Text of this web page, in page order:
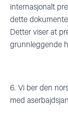
internasjonalt
dette
Detter viser at
grunnleggende
6. Vi ber den
med